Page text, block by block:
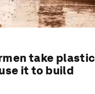
take plastic
it to build